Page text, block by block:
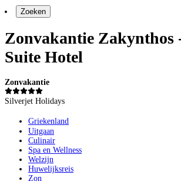
Zoeken
Zonvakantie Zakynthos
Suite Hotel
Zonvakantie
Silverjet Holidays
Griekenland
Uitgaan
Culinair
Spa en Wellness
Welzijn
Huwelijksreis
Zon